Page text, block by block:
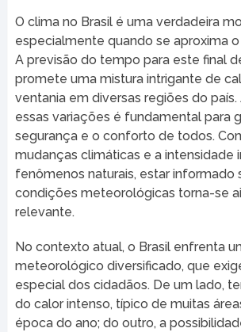
O clima no Brasil é uma verdadeira
especialmente quando se aproxima
A previsão do tempo para este final
promete uma mistura intrigante de
ventania em diversas regiões do
essas variações é fundamental para
segurança e o conforto de todos.
mudanças climáticas e a intensidade
fenômenos naturais, estar informado
condições meteorológicas torna-se
relevante.
No contexto atual, o Brasil enfrenta
meteorológico diversificado, que
especial dos cidadãos. De um lado,
do calor intenso, típico de muitas
época do ano; do outro, a